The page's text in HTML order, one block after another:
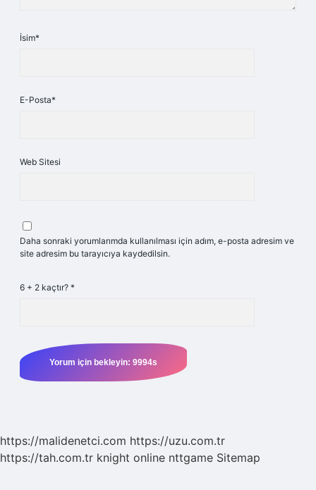
İsim*
E-Posta*
Web Sitesi
Daha sonraki yorumlarımda kullanılması için adım, e-posta adresim ve
site adresim bu tarayıcıya kaydedilsin.
6 + 2 kaçtır? *
https://malidenetci.com https://uzu.com.tr
https://tah.com.tr knight online nttgame Sitemap